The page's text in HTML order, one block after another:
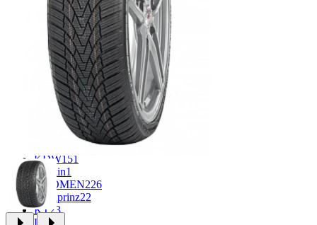
CROSS_STREET30
Eurodisk1
34
GR71
Grizzly3
iFree1004
iFree Original53
1
INFORGED1
KDW151
Keskin1
KHOMEN226
Kronprinz22
KT23
LE
13